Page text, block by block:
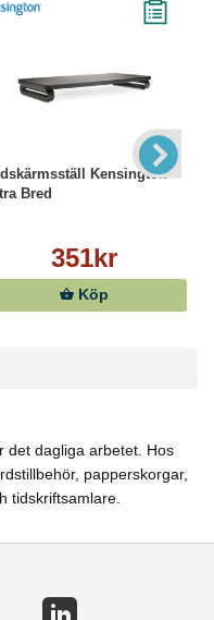
Kensington
Bred
351kr
Köp
det dagliga arbetet. Hos
papperskorgar,
tidskriftsamlare.